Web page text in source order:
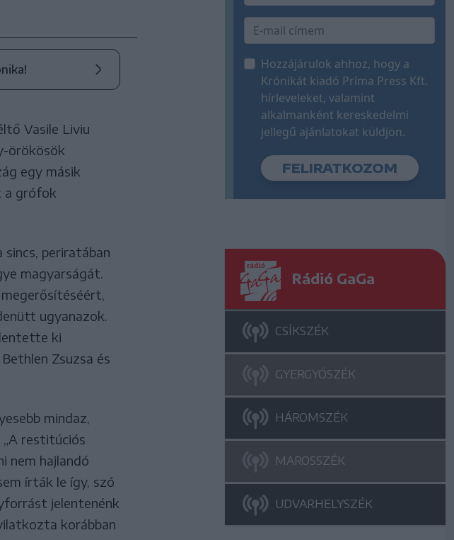
Vasile Liviu
örökösök
egy másik
a grófok
periratában
magyarságát.
megerősítéséért,
ugyanazok.
ki
Zsuzsa és
mindaz,
restitúciós
nem hajlandó
írták le így, szó
jelentenénk
korábban
Hozzájárulok ahhoz, hogy a
Krónikát kiadó Príma Press Kft.
hírleveleket, valamint
alkalmanként kereskedelmi
jellegű ajánlatokat küldjön.
Rádió GaGa
CSÍKSZÉK
GYERGYÓSZÉK
HÁROMSZÉK
MAROSSZÉK
UDVARHELYSZÉK